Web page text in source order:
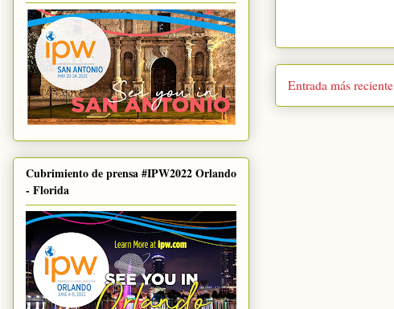
Entrada más reciente
Cubrimiento de prensa #IPW2022 Orlando
- Florida